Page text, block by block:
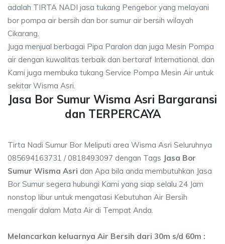
adalah TIRTA NADI jasa tukang Pengebor yang melayani
bor pompa air bersih dan bor sumur air bersih wilayah
Cikarang.
Juga menjual berbagai Pipa Paralon dan juga Mesin Pompa
air dengan kuwalitas terbaik dan bertaraf International, dan
Kami juga membuka tukang Service Pompa Mesin Air untuk
sekitar Wisma Asri.
Jasa Bor Sumur Wisma Asri Bargaransi
dan TERPERCAYA
Tirta Nadi Sumur Bor Meliputi area Wisma Asri Seluruhnya
085694163731 / 0818493097 dengan Tags Jasa Bor
Sumur Wisma Asri dan Apa bila anda membutuhkan Jasa
Bor Sumur segera hubungi Kami yang siap selalu 24 Jam
nonstop libur untuk mengatasi Kebutuhan Air Bersih
mengalir dalam Mata Air di Tempat Anda.
Melancarkan keluarnya Air Bersih dari 30m s/d 60m :